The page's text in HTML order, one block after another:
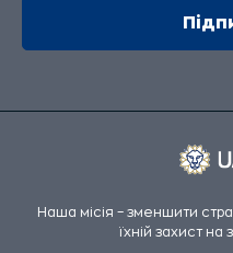
Наша місія – зменшити
їхній захист на